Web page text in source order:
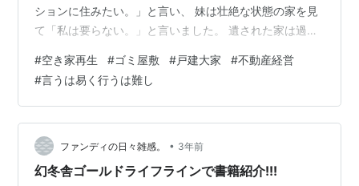
ションに住みたい。」と言い、 妹は壮絶な状態の家を見
て「私は要らない。」と言いました。 遺された家は過去
の多くが壊れて使用不可であり、家中の壁紙はヤニと油
汚れでベッタベタ、なぜかベランダに桜の巨木が植わっ
ており、庭に生えている木が地中の排水管を突き破って
いて、極め付けは家中に物が溢れゴミ屋敷になっている
と言う状況でありました。 私も要らn…と思いましたが、
調べて行く中で不動産を相続放棄…
#空き家再生 #ゴミ屋敷 #戸建大家 #不動産経営
#言うは易く行うは難し
ファンディの日々雑感。 • 3年前
幻冬舎ゴールドライフラインで書籍紹介!!!